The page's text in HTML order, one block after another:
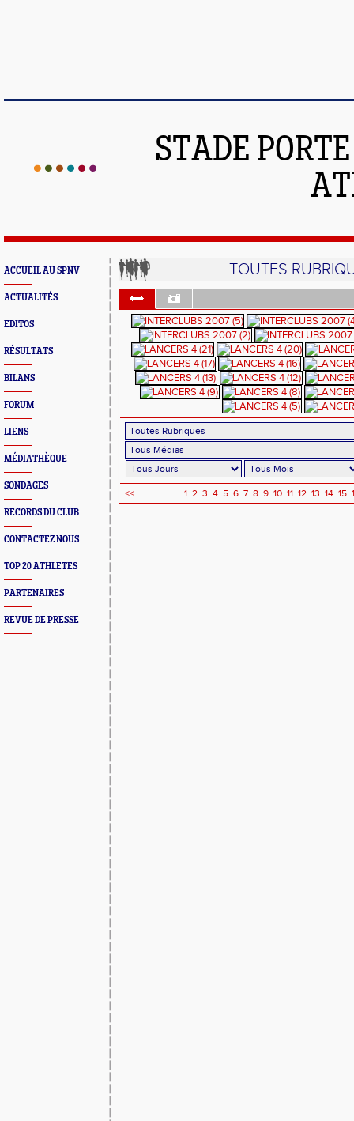
STADE
ACCUEIL AU SPNV
ACTUALITÉS
EDITOS
RÉSULTATS
BILANS
FORUM
LIENS
MÉDIATHÈQUE
SONDAGES
RECORDS DU CLUB
CONTACTEZ NOUS
TOP 20 ATHLETES
PARTENAIRES
REVUE DE PRESSE
TOUTES
<< 1 2 3 4 5 6 7 8 9 10 11 12 13 14 15